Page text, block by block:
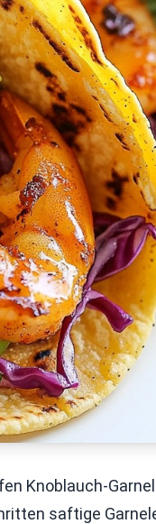
Knoblauch-
saftige